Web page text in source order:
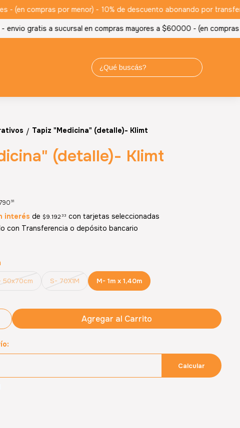
compras por menor) - 10% de descuento abonando por
gratis a sucursal en compras mayores a $60000 - (en compras
/ Tapiz "Medicina" (detalle)- Klimt
(detalle)- Klimt
91
interés de $9.192 33 con tarjetas seleccionadas
con Transferencia o depósito bancario
50x70cm S- 70X1M M- 1m x 1,40m
Agregar al Carrito
Calcular